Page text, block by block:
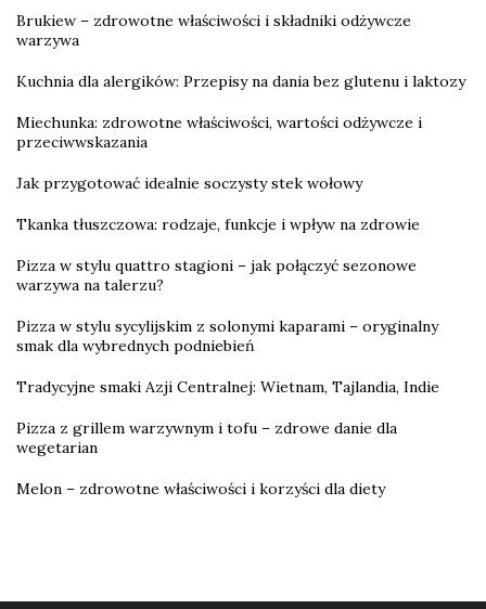
Brukiew – zdrowotne właściwości i składniki odżywcze
warzywa
Kuchnia dla alergików: Przepisy na dania bez glutenu i laktozy
Miechunka: zdrowotne właściwości, wartości odżywcze i
przeciwwskazania
Jak przygotować idealnie soczysty stek wołowy
Tkanka tłuszczowa: rodzaje, funkcje i wpływ na zdrowie
Pizza w stylu quattro stagioni – jak połączyć sezonowe
warzywa na talerzu?
Pizza w stylu sycylijskim z solonymi kaparami – oryginalny
smak dla wybrednych podniebień
Tradycyjne smaki Azji Centralnej: Wietnam, Tajlandia, Indie
Pizza z grillem warzywnym i tofu – zdrowe danie dla
wegetarian
Melon – zdrowotne właściwości i korzyści dla diety